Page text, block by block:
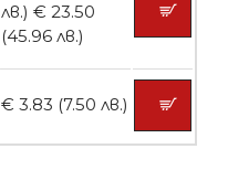
лв.) € 23.50
(45.96 лв.)
€ 3.83 (7.50 лв.)